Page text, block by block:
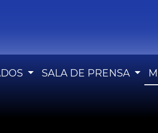
SALA DE PRENSA